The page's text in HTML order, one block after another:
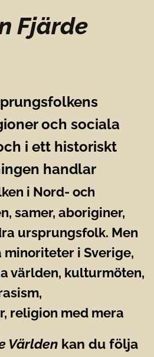
Fjärde
och sociala
i ett historiskt
handlar
i Nord- och
samer, aboriginer,
ursprungsfolk. Men
minoriteter i Sverige,
världen, kulturmöten,
religion med mera
Världen kan du följa